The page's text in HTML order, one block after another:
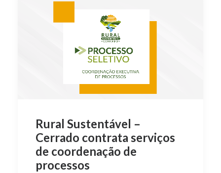
Rural Sustentável –
Cerrado contrata serviços
de coordenação de
processos